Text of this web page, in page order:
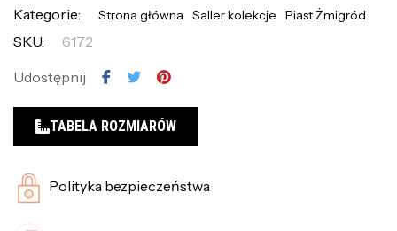
Kategorie: Strona główna Saller kolekcje Piast Żmigród
SKU:
6172
Udostępnij
TABELA ROZMIARÓW
Polityka bezpieczeństwa